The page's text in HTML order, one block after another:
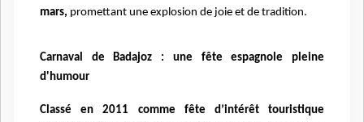
mars, promettant une explosion de joie et de tradition.
Carnaval de Badajoz : une fête espagnole pleine
d'humour
Classé en 2011 comme fête d’intérêt touristique